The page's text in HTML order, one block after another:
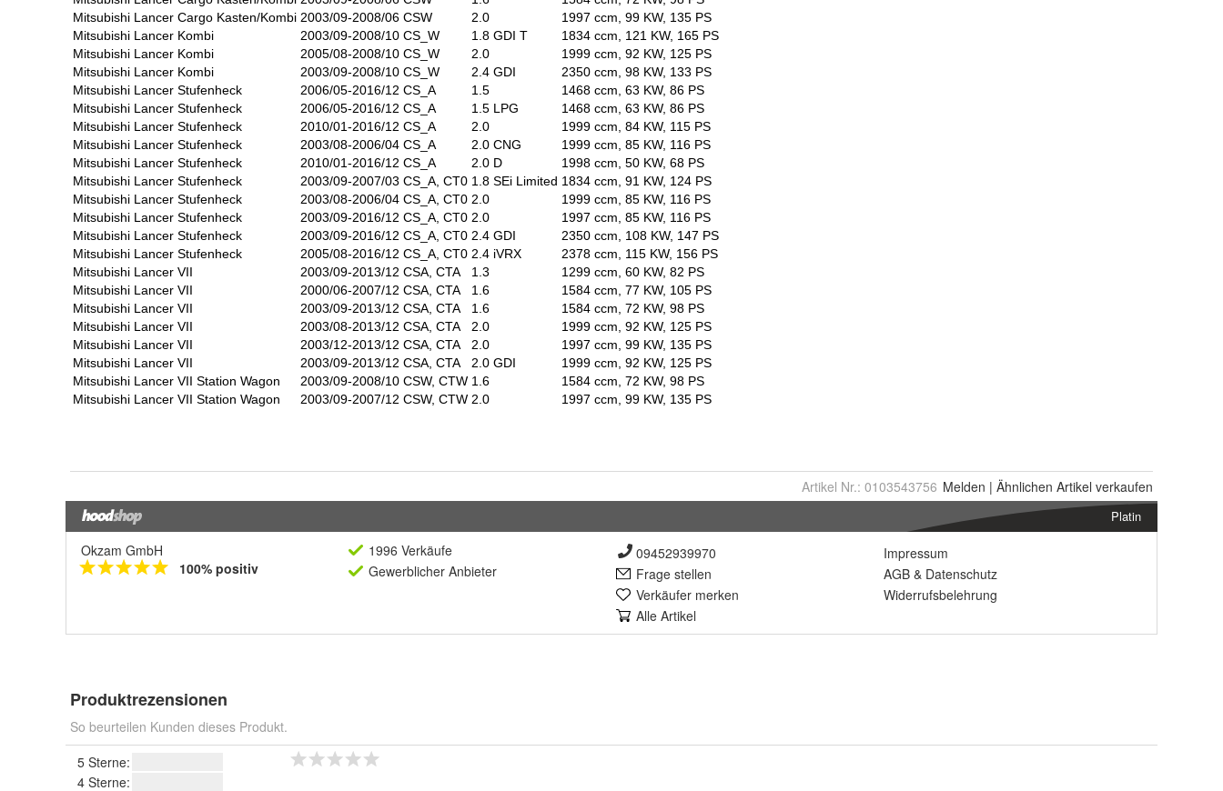
Artikel Nr.: 0103543756 Melden | Ähnlichen Artikel verkaufen
Platin
Okzam GmbH
100% positiv
1996 Verkäufe
Gewerblicher Anbieter
09452939970
Frage stellen
Verkäufer merken
Alle Artikel
Impressum
AGB & Datenschutz
Widerrufsbelehrung
Produktrezensionen
So beurteilen Kunden dieses Produkt.
5 Sterne:
4 Sterne: